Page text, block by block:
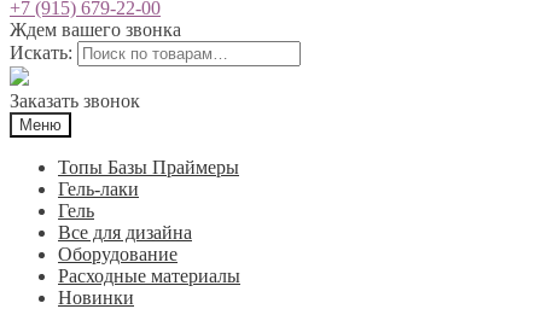
+7 (915) 679-22-00
Ждем вашего звонка
Искать:
Заказать звонок
Меню
Топы Базы Праймеры
Гель-лаки
Гель
Все для дизайна
Оборудование
Расходные материалы
Новинки